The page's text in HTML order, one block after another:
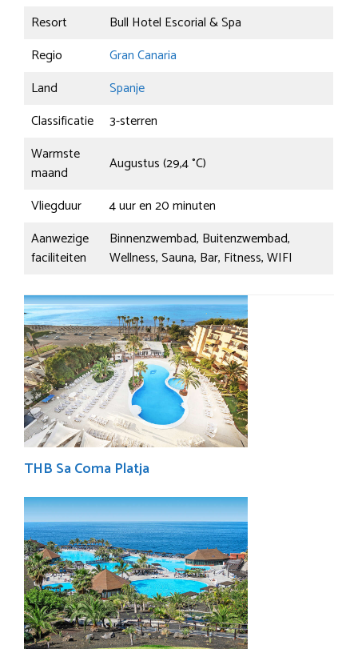
Resort
Bull Hotel Escorial & Spa
Regio
Gran Canaria
Land
Spanje
Classificatie
3-sterren
Warmste
maand
Augustus (29,4 °C)
Vliegduur
4 uur en 20 minuten
Aanwezige
faciliteiten
Binnenzwembad, Buitenzwembad,
Wellness, Sauna, Bar, Fitness, WIFI
THB Sa Coma Platja